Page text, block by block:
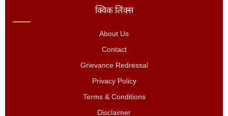
क्विक लिंक्स
About Us
Contact
Grievance Redressal
Privacy Policy
Terms & Conditions
Disclaimer